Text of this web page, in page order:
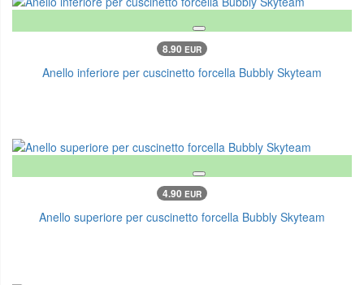
8.90 EUR
Anello inferiore per cuscinetto forcella Bubbly Skyteam
4.90 EUR
Anello superiore per cuscinetto forcella Bubbly Skyteam